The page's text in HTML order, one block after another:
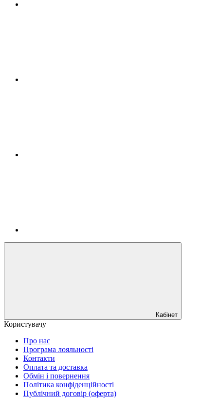
Кабінет
Користувачу
Про нас
Програма лояльності
Контакти
Оплата та доставка
Обмін і повернення
Політика конфіденційності
Публічний договір (оферта)